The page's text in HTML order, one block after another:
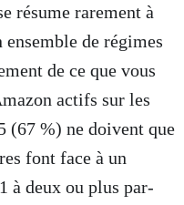
résume rarement à
de régimes
de ce que vous
actifs sur les
(67 %) ne doivent que
font face à un
à deux ou plus par-